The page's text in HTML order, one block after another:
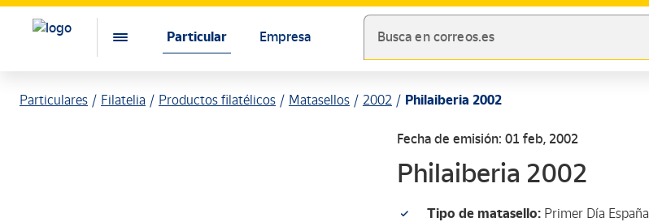
Particular Empresa Busca en correos.es
Particulares Filatelia Productos filatélicos Matasellos 2002 Philaiberia 2002
Fecha de emisión: 01 feb, 2002
Philaiberia 2002
Tipo de matasello: Primer Día España